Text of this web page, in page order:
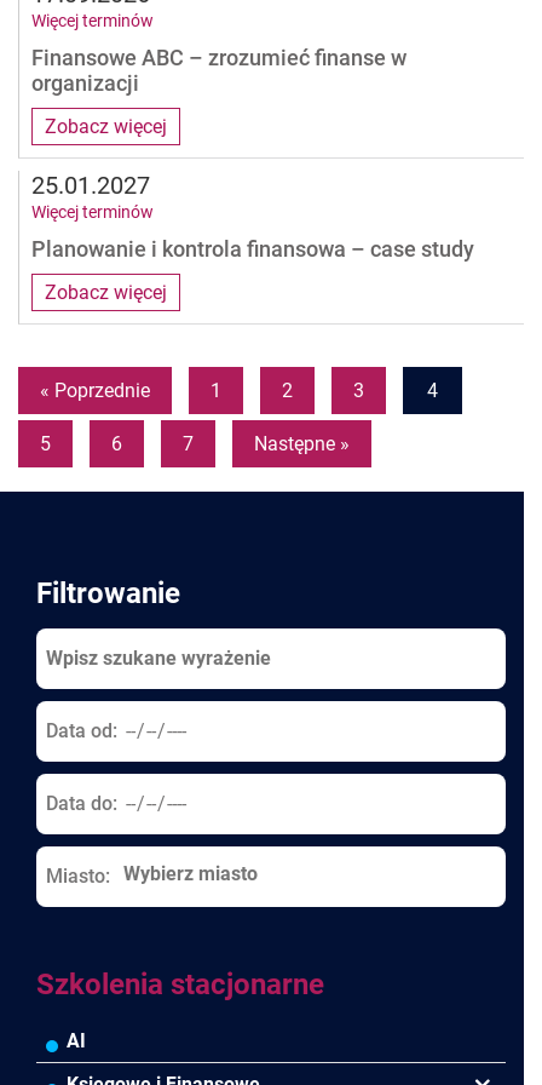
Filtrowanie
Data od:
Data do:
Miasto:
Szkolenia stacjonarne
AI
Zobacz więcej
Finansowe ABC – zrozumieć finanse w
organizacji
Więcej terminów
Zobacz więcej
Planowanie i kontrola finansowa – case study
25.01.2027
Więcej terminów
Pages
« Poprzednie
1 2 3 4
5 6 7 Następne »